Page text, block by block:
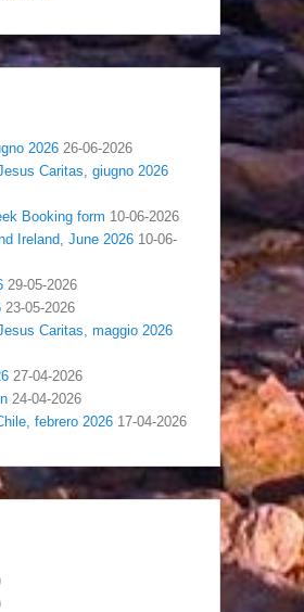
2026 26-06-2026
Caritas, giugno 2026
Booking form 10-06-2026
Ireland, June 2026 10-06-
29-05-2026
23-05-2026
Caritas, maggio 2026
27-04-2026
24-04-2026
febrero 2026 17-04-2026